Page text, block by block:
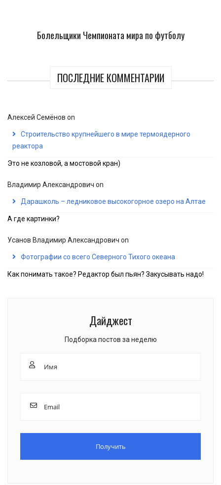
Болельщики Чемпионата мира по футболу
ПОСЛЕДНИЕ КОММЕНТАРИИ
Алексей Семёнов on
Строительство крупнейшего в мире термоядерного
реактора
Это не козловой, а мостовой кран)
Владимир Александрович on
Дарашколь – ледниковое высокогорное озеро на Алтае
А где картинки?
Усанов Владимир Александрович on
Фотографии со всего Северного Тихого океана
Как понимать такое? Редактор был пьян? Закусывать надо!
Дайджест
Подборка постов за неделю